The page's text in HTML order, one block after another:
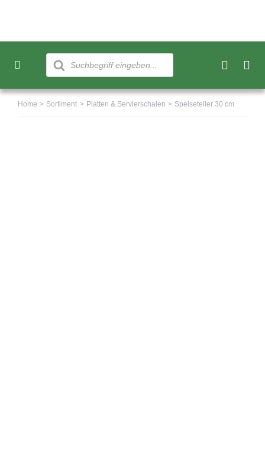
content
Products
search
Toggle
Neu
Home Sortiment Platten & Servierschalen Speiseteller 30 cm